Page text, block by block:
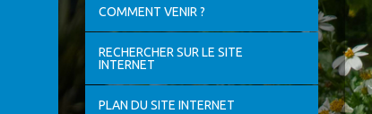
MENTIONS
LÉGALES
COMMENT VENIR ?
RECHERCHER SUR LE SITE
INTERNET
PLAN DU SITE INTERNET